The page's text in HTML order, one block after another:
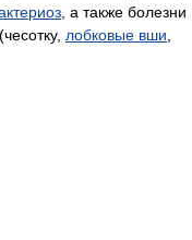
, а также болезни
лобковые вши